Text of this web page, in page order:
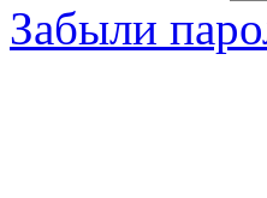
Забыли